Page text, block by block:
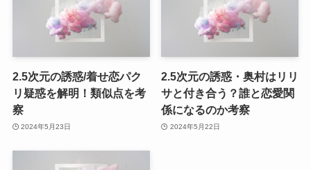
2.5次元の誘惑/着せ恋パク
リ疑惑を解明！類似点を考
察
2024年5月23日
2.5次元の誘惑・奥村はリリ
サと付き合う？誰と恋愛関
係になるのか考察
2024年5月22日